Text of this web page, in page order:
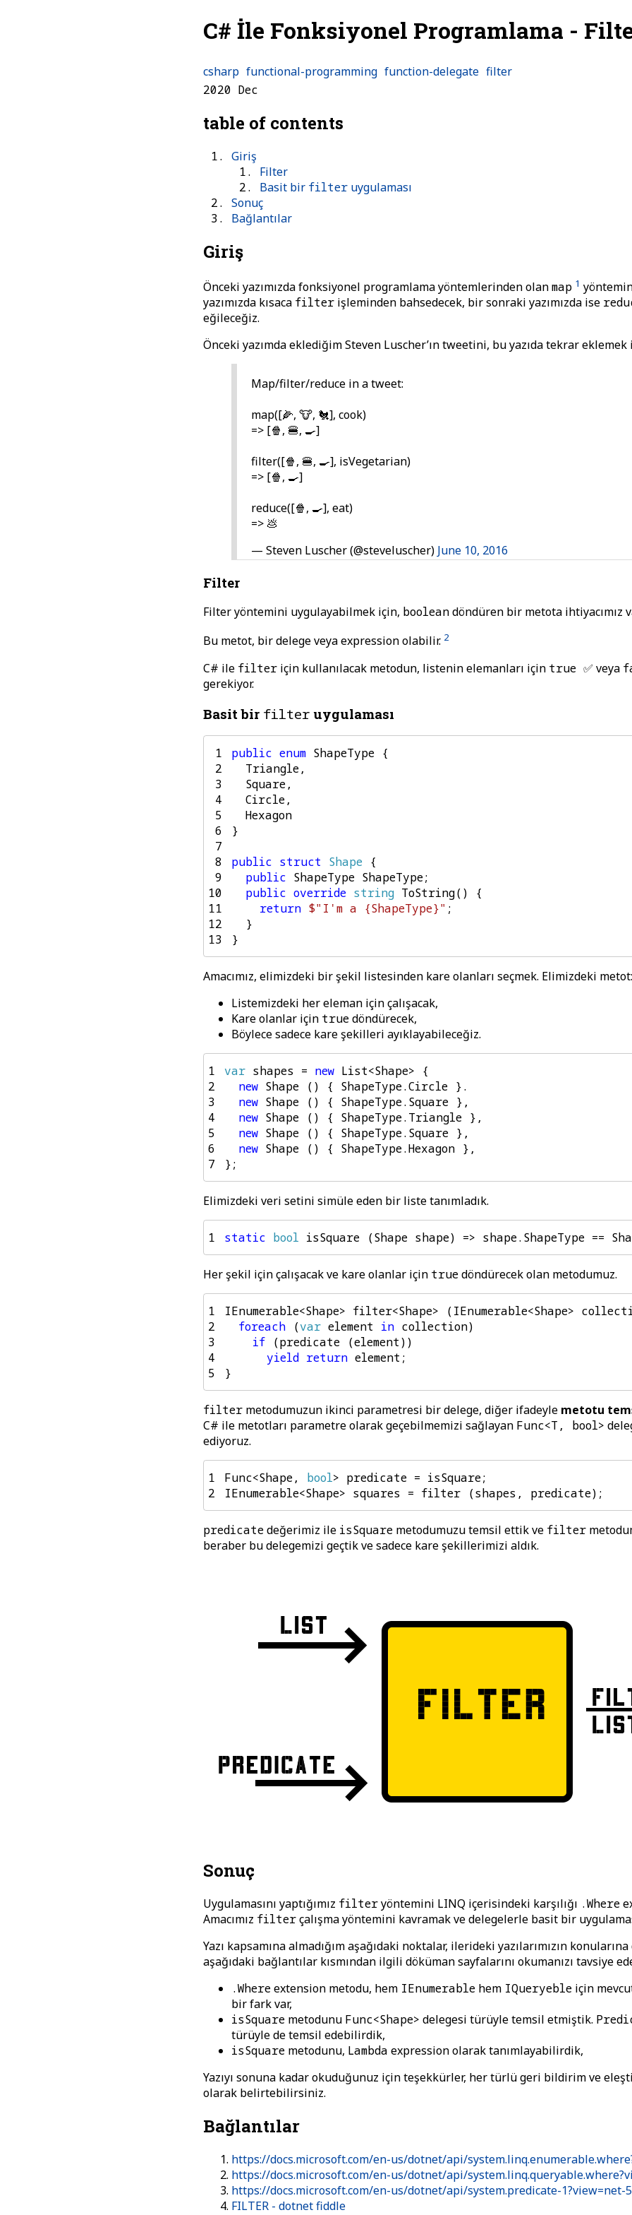
C# İle Fonksiyonel Programlama -
csharp functional-programming function-delegate filter
2020 Dec
table of contents
Giriş
Filter
Basit bir filter uygulaması
Sonuç
Bağlantılar
Giriş
Önceki yazımızda fonksiyonel programlama yöntemlerinden olanmap 1
yazımızda kısaca filter işleminden bahsedecek, bir sonraki yazımızda ise
eğileceğiz.
Önceki yazımda eklediğim Steven Luscher’ın tweetini, bu yazıda tekrar
Map/filter/reduce in a tweet:
map([🌽, 🐮, 🐔], cook)
=> [🍿, 🍔, 🍳]
filter([🍿, 🍔, 🍳], isVegetarian)
=> [🍿, 🍳]
reduce([🍿, 🍳], eat)
=> 💩
— Steven Luscher (@steveluscher) June 10, 2016
Filter
Filter yöntemini uygulayabilmek için, booleandöndüren bir metota ihtiyacımız
Bu metot, bir delege veya expression olabilir. 2
C# ile filter için kullanılacak metodun, listenin elemanları için true ✅ veya
gerekiyor.
Basit bir filter uygulaması
1 public enum ShapeType {
2
Triangle,
3
Square,
4
Circle,
5
Hexagon
6
}
7
8
public struct Shape {
9
public ShapeType ShapeType;
10
public override string ToString()
{
11
return $"I'm a {ShapeType}" ;
12
}
13
}
Amacımız, elimizdeki bir şekil listesinden kare olanları seçmek. Elimizdeki metot:
Listemizdeki her eleman için çalışacak,
Kare olanlar için truedöndürecek,
Böylece sadece kare şekilleri ayıklayabileceğiz.
1 var shapes = new List<Shape> {
2
new Shape () { ShapeType.Circle }.
3
new Shape () { ShapeType. Square },
4
new Shape () { ShapeType. Triangle },
5
new Shape () { ShapeType. Square },
6
new Shape () { ShapeType.Hexagon },
7
};
Elimizdeki veri setini simüle eden bir liste tanımladık.
1 static bool isSquare (Shape shape) => shape. ShapeType ==
Her şekil için çalışacak ve kare olanlar için truedöndürecek olan metodumuz.
1 IEnumerable<Shape> filter<Shape> (IEnumerable<Shape>
2
foreach (var element in collection)
3
if (predicate (element))
4
yield return element ;
5
}
filter metodumuzun ikinci parametresi bir delege, diğer ifadeyle metotu
C# ile metotları parametre olarak geçebilmemizi sağlayan Func<T, bool>
ediyoruz.
1 Func<Shape, bool> predicate = isSquare;
2
IEnumerable<Shape> squares = filter (shapes , predicate);
predicatedeğerimiz ile isSquare metodumuzu temsil ettik ve filter
beraber bu delegemizi geçtik ve sadece kare şekillerimizi aldık.
Sonuç
Uygulamasını yaptığımız filteryöntemini LINQ içerisindeki karşılığı .Where
Amacımız filterçalışma yöntemini kavramak ve delegelerle basit bir
Yazı kapsamına almadığım aşağıdaki noktalar, ilerideki yazılarımızın
aşağıdaki bağlantılar kısmından ilgili döküman sayfalarını okumanızı tavsiye
.Whereextension metodu, hem IEnumerable hem IQueryeble için
bir fark var,
isSquare metodunu Func<Shape> delegesi türüyle temsil etmiştik.
türüyle de temsil edebilirdik,
isSquare metodunu, Lambda expression olarak tanımlayabilirdik,
Yazıyı sonuna kadar okuduğunuz için teşekkürler, her türlü geri bildirim ve
olarak belirtebilirsiniz.
Bağlantılar
https://docs.microsoft.com/en-us/dotnet/api/
https://docs.microsoft.com/en-us/dotnet/api/
https://docs.microsoft.com/en-us/dotnet/api/system.predicate-1?view=net-
FILTER - dotnet fiddle